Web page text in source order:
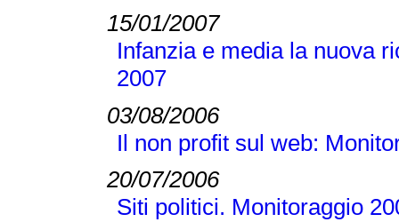
15/01/2007
Infanzia e media la nuova
2007
03/08/2006
Il non profit sul web:
20/07/2006
Siti politici. Monitoraggio